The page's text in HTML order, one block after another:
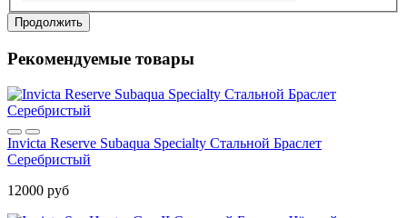
Продолжить
Рекомендуемые товары
Invicta Reserve Subaqua Specialty Стальной Браслет
Серебристый
12000 руб